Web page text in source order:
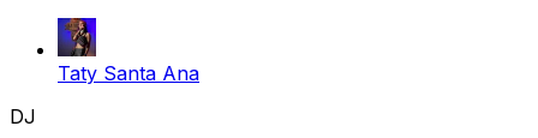
Taty Santa Ana
DJ